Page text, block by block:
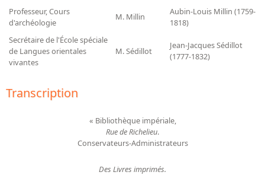
Professeur, Cours
d'archéologie
M. Millin
Aubin-Louis Millin (1759-
1818)
Secrétaire de l'École spéciale
de Langues orientales
vivantes
M. Sédillot
Jean-Jacques Sédillot
(1777-1832)
Transcription
« Bibliothèque impériale,
Rue de Richelieu.
Conservateurs-Administrateurs
Des Livres imprimés.